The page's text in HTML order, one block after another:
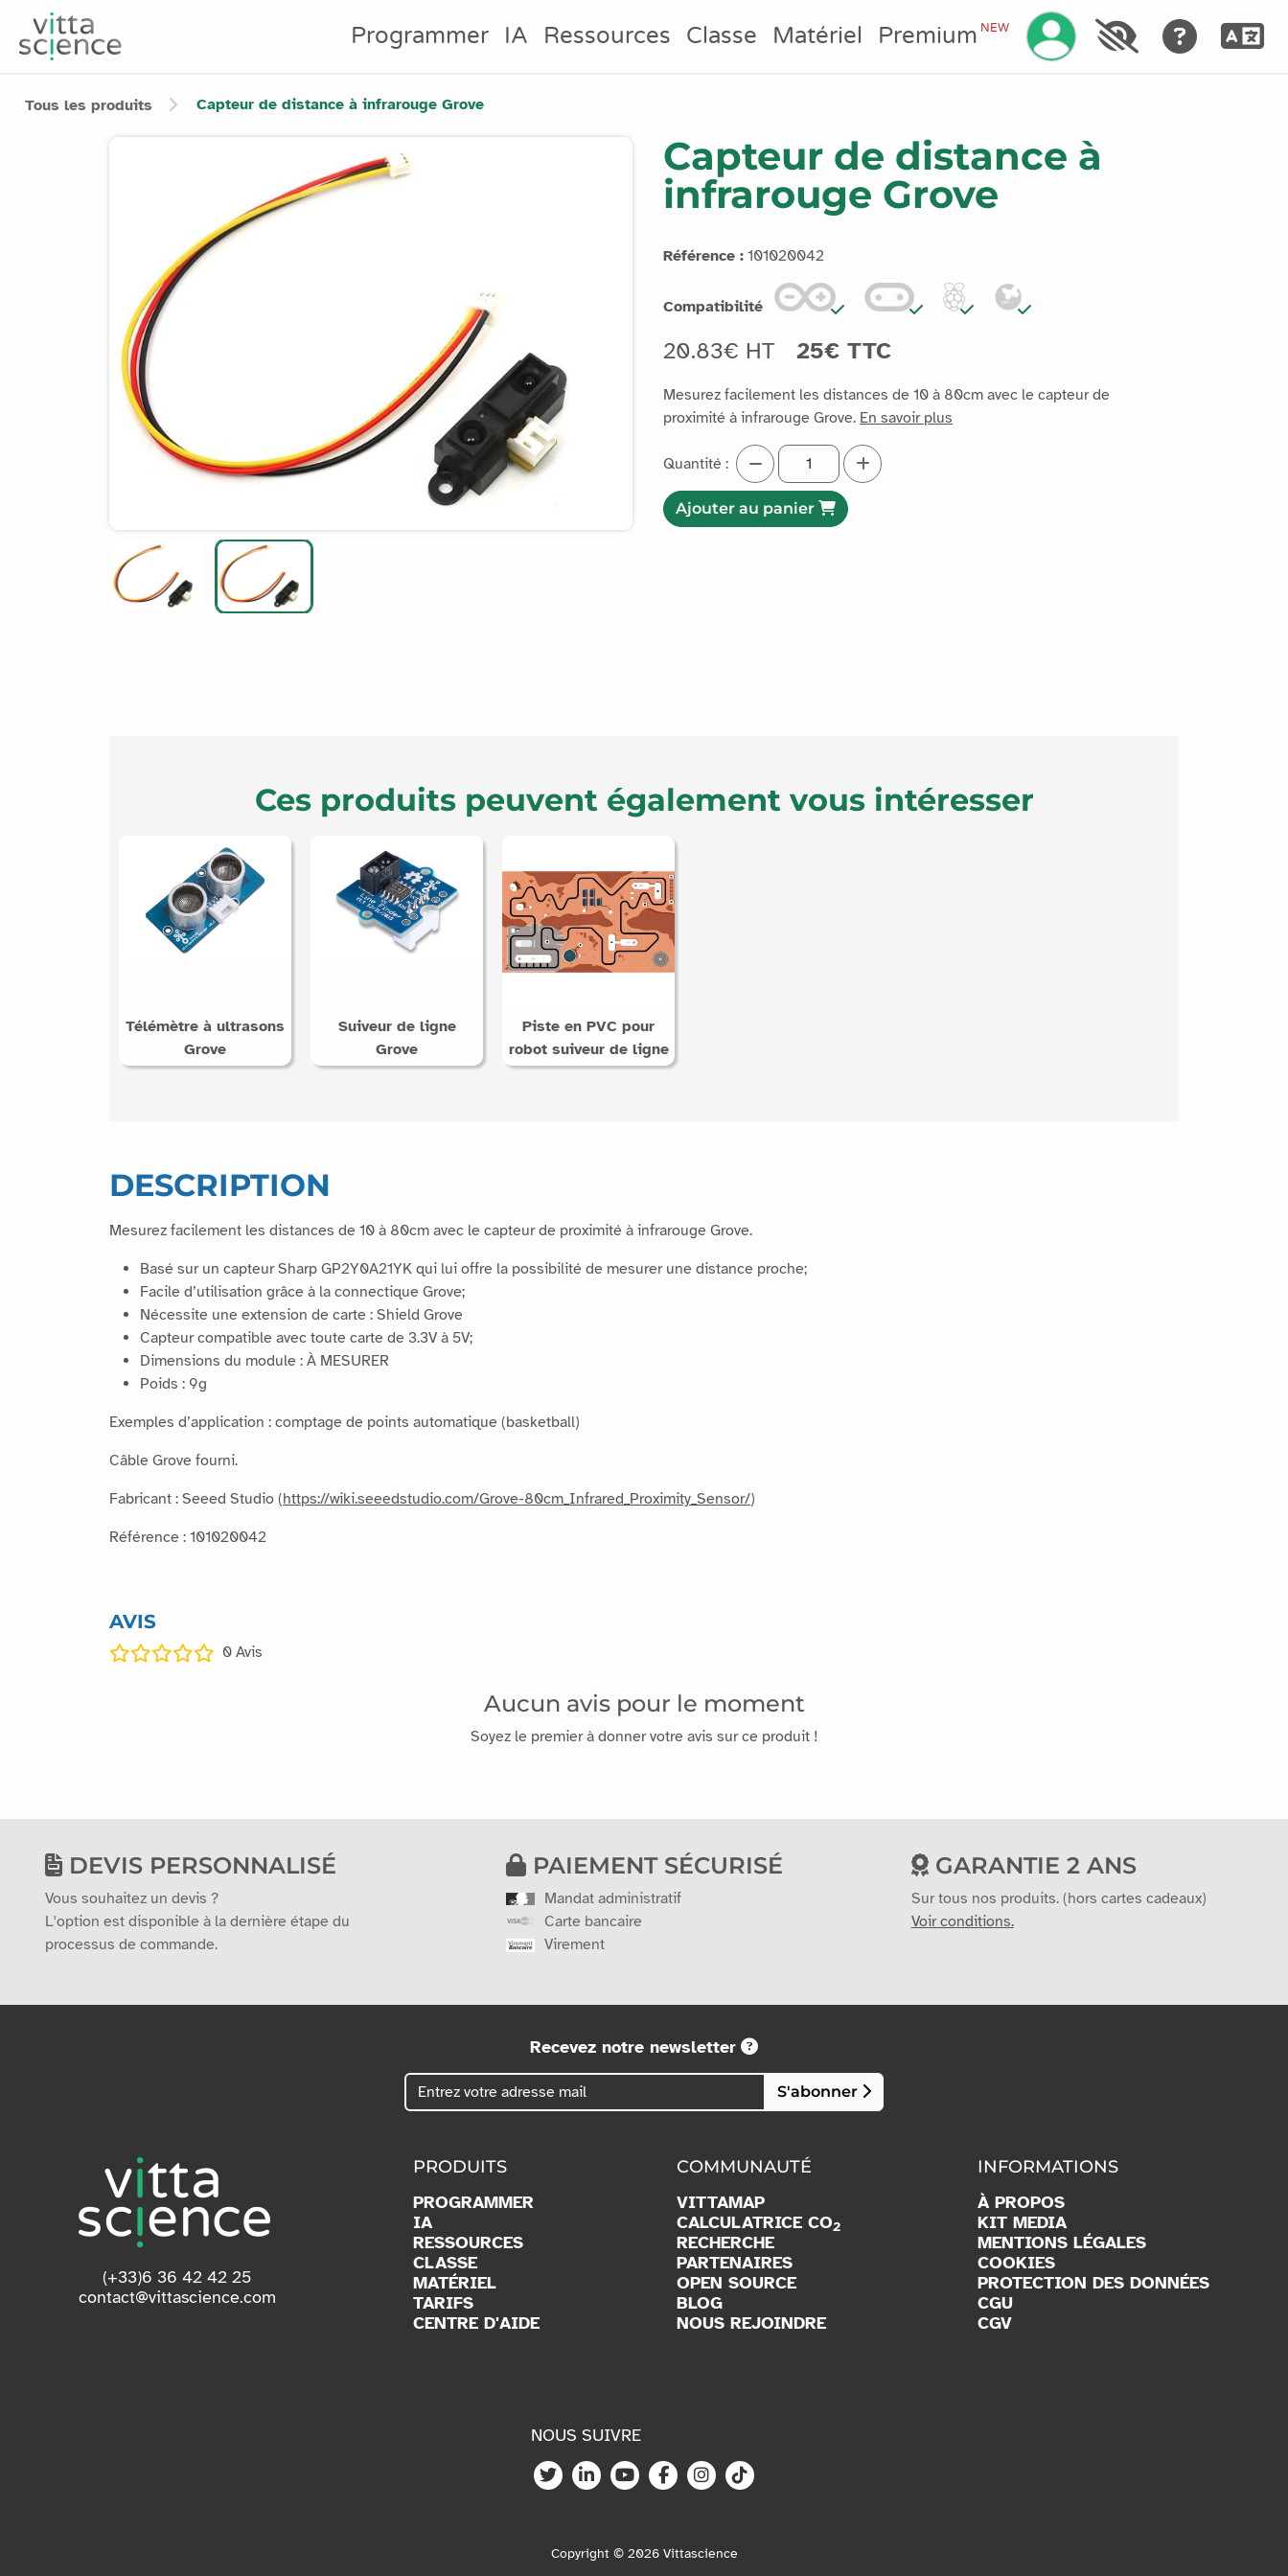
Programmer IA Ressources Classe Matériel PremiumNEW Gérez votre compte
Tous les produits Capteur de distance à infrarouge Grove
Capteur de distance à
infrarouge Grove
Référence : 101020042
Compatibilité
20.83€ HT 25€ TTC
Mesurez facilement les distances de 10 à 80cm avec le capteur de
proximité à infrarouge Grove. En savoir plus
Quantité :
Ajouter au panier
Ces produits peuvent également vous intéresser
Télémètre à ultrasons
Grove
Suiveur de ligne
Grove
Piste en PVC pour
robot suiveur de ligne
DESCRIPTION
Mesurez facilement les distances de 10 à 80cm avec le capteur de proximité à infrarouge Grove.
Basé sur un capteur Sharp GP2Y0A21YK qui lui offre la possibilité de mesurer une distance proche;
Facile d’utilisation grâce à la connectique Grove;
Nécessite une extension de carte : Shield Grove
Capteur compatible avec toute carte de 3.3V à 5V;
Dimensions du module : À MESURER
Poids : 9g
Exemples d’application : comptage de points automatique (basketball)
Câble Grove fourni.
Fabricant : Seeed Studio (https://wiki.seeedstudio.com/Grove-80cm_Infrared_Proximity_Sensor/)
Référence : 101020042
AVIS
0 Avis
Aucun avis pour le moment
Soyez le premier à donner votre avis sur ce produit !
DEVIS PERSONNALISÉ
Vous souhaitez un devis ?
L'option est disponible à la dernière étape du
processus de commande.
PAIEMENT SÉCURISÉ
Mandat administratif
Carte bancaire
Virement
GARANTIE 2 ANS
Sur tous nos produits. (hors cartes cadeaux)
Voir conditions.
Recevez notre newsletter
S'abonner
(+33)6 36 42 42 25
contact@vittascience.com
PRODUITS
PROGRAMMER
IA
RESSOURCES
CLASSE
MATÉRIEL
TARIFS
CENTRE D'AIDE
COMMUNAUTÉ
VITTAMAP
CALCULATRICE CO2
RECHERCHE
PARTENAIRES
OPEN SOURCE
BLOG
NOUS REJOINDRE
INFORMATIONS
À PROPOS
KIT MEDIA
MENTIONS LÉGALES
COOKIES
PROTECTION DES DONNÉES
CGU
CGV
NOUS SUIVRE
Copyright © 2026 Vittascience